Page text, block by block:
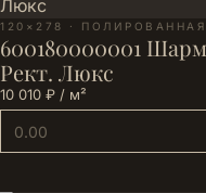
120×278 · ПОЛИРОВАННАЯ
600180000001
Рект. Люкс
10 010 ₽ / м²